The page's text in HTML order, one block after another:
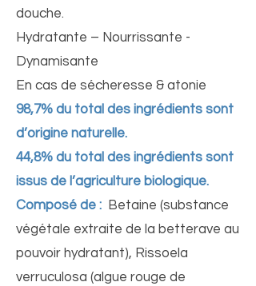
douche.
Hydratante – Nourrissante -
Dynamisante
En cas de sécheresse & atonie
98,7% du total des ingrédients sont
d’origine naturelle.
44,8% du total des ingrédients sont
issus de l’agriculture biologique.
Composé de :
Betaine (substance
végétale extraite de la betterave au
pouvoir hydratant), Rissoela
verruculosa (algue rouge de